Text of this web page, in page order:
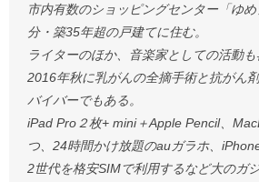
市内有数のショッピングセンター「ゆ
分・築35年超の戸建てに住む。
ライターのほか、音楽家としての活動も
2016年秋に乳がんの全摘手術と抗がん
バイバーでもある。
iPad Pro２枚+ mini＋Apple Pencil、
つ、24時間かけ放題のauガラホ、
2世代を格安SIMで利用するなど大のガ